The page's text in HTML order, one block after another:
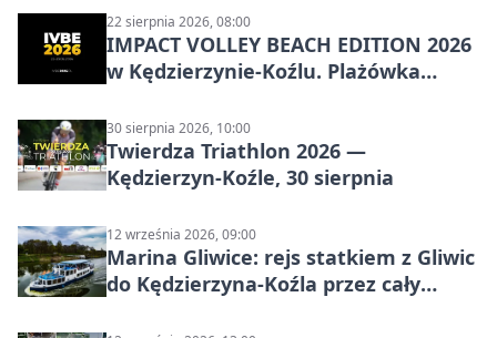
22 sierpnia 2026, 08:00
IMPACT VOLLEY BEACH EDITION 2026
w Kędzierzynie-Koźlu. Plażówka
30 sierpnia 2026, 10:00
Twierdza Triathlon 2026 —
Kędzierzyn-Koźle, 30 sierpnia
12 września 2026, 09:00
Marina Gliwice: rejs statkiem z Gliwic
do Kędzierzyna-Koźla przez cały